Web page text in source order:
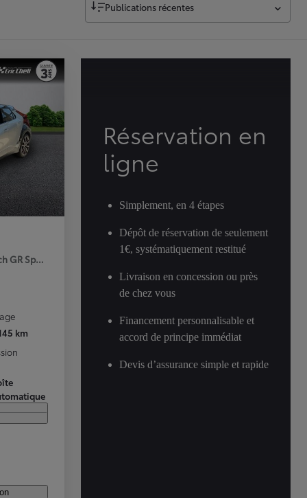
Publications récentes
GR Sport Premiere MY25
km
Réservation en
ligne
Simplement, en 4 étapes
Dépôt de réservation de seulement
1€, systématiquement restitué
Livraison en concession ou près
de chez vous
Financement personnalisable et
accord de principe immédiat
Devis d’assurance simple et rapide